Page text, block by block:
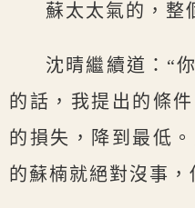
蘇太太氣的，整
沈晴繼續道：“
的話，我提出的條
的損失，降到最低
的蘇楠就絕對沒事，